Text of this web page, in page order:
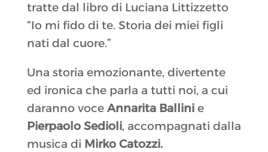
tratte dal libro di Luciana Littizzetto
“Io mi fido di te. Storia dei miei figli
nati dal cuore.”
Una storia emozionante, divertente
ed ironica che parla a tutti noi, a cui
daranno voce Annarita Ballinie
Pierpaolo Sedioli, accompagnati dalla
musica di Mirko Catozzi.